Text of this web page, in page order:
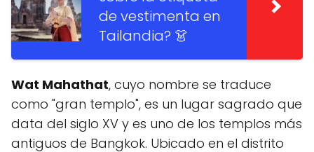
de vestimenta en
Tailandia? 👗
Wat Mahathat, cuyo nombre se traduce
como "gran templo", es un lugar sagrado que
data del siglo XV y es uno de los templos más
antiguos de Bangkok. Ubicado en el distrito